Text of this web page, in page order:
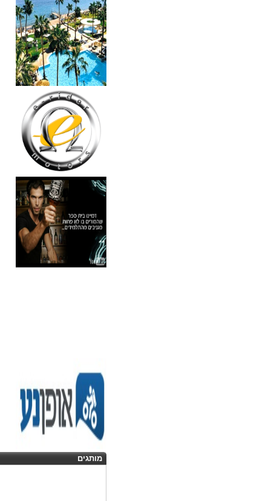
499
₪
מידע נוסף
18 מברשות למאפרים + נרתיק
ג'מס אדום מעור
720
₪
מידע נוסף
פינצטה לד מאירה
30
₪
מידע נוסף
איסי מיאקי לגבר L'eau D'issey
Pour Homme125ML by I
285
₪
מידע נוסף
מותגים